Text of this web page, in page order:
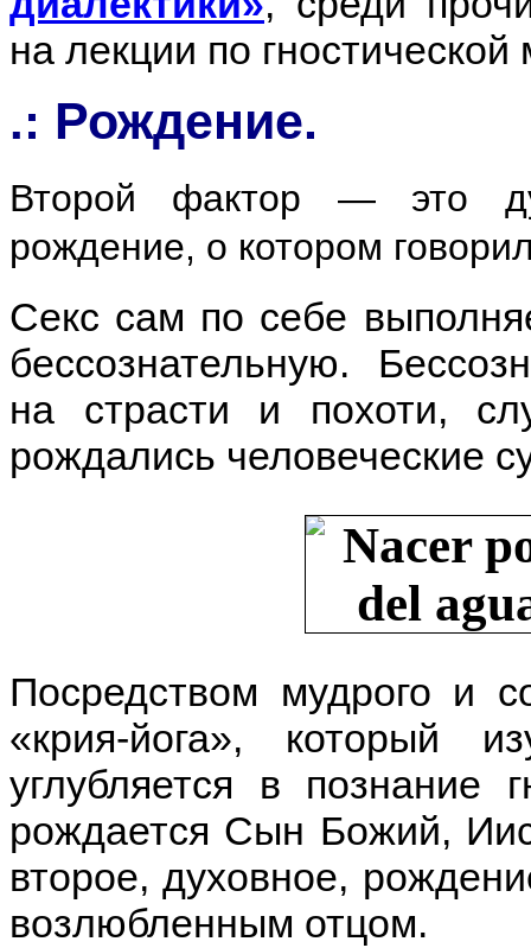
на лекции по гностической
.: Рождение.
Второй фактор — это
рождение, о котором
Секс сам по себе
бессознательную.
на страсти и похоти,
рождались человеческие
Посредством мудрого и
«крия-йога», который
углубляется в познание
рождается Сын Божий,
второе, духовное,
возлюбленным отцом.